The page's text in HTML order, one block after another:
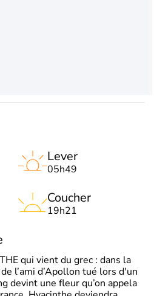
Lever
05h49
Coucher
19h21
qui vient du grec : dans la
l’ami d’Apollon tué lors d'un
devint une fleur qu’on appela